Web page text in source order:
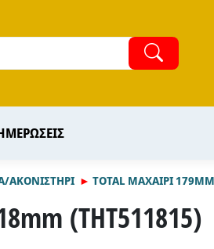
ΑΚΟΝΙΣΤΗΡΙ TOTAL ΜΑΧΑΙΡΙ
(THT511815)